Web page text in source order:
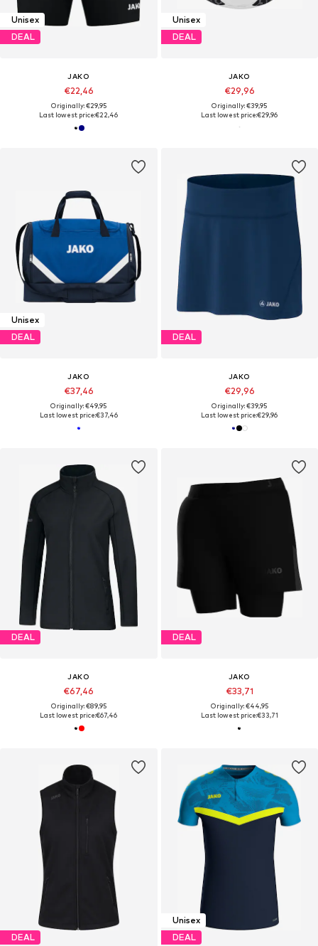
Unisex
DEAL
JAKO
€22,46
Originally: €29,95
Last lowest price:€22,46
Unisex
DEAL
JAKO
€29,96
Originally: €39,95
Last lowest price:€29,96
Unisex
DEAL
JAKO
€37,46
Originally: €49,95
Last lowest price:€37,46
DEAL
JAKO
€29,96
Originally: €39,95
Last lowest price:€29,96
DEAL
JAKO
€67,46
Originally: €89,95
Last lowest price:€67,46
DEAL
JAKO
€33,71
Originally: €44,95
Last lowest price:€33,71
DEAL
Unisex
DEAL